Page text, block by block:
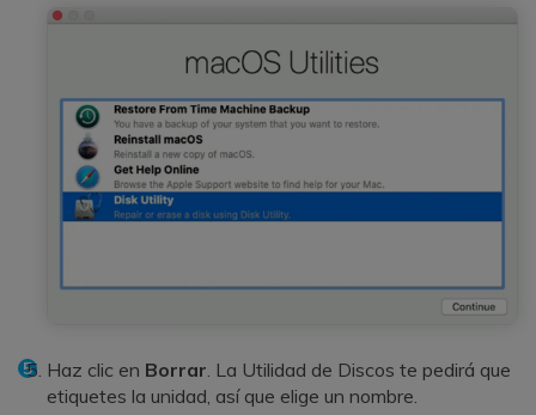
Haz clic en Borrar . La Utilidad de Discos te pedirá que
etiquetes la unidad, así que elige un nombre.